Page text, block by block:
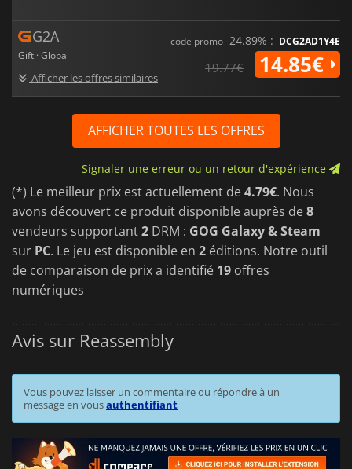
G2A
Gift · Global
Afficher les offres similaires
code promo-24.89% : DCG2AD1Y4E
19.77€ 14.85€
AFFICHER TOUTES LES OFFRES
Signaler une erreur ou un retour d'expérience
(*) Le meilleur prix est actuellement de4.79€. Nous
avons découvert ce produit disponible auprès de8
vendeurs supportant2 DRM : GOG Galaxy & Steam
sur PC. Le jeu est disponible en 2 éditions. Notre outil
de comparaison de prix a identifié 19 offres
numériques
Avis sur Reassembly
Vous pouvez laisser un commentaire ou répondre à un
message en vousauthentifiant